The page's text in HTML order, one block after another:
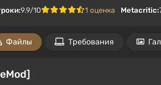
9.9/10 1 оценка Metacritic:
Файлы Требования